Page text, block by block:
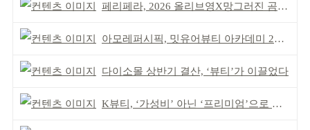
페리페라, 2026 올리브영X망그러진 곰 콜라보
아모레퍼시픽, 밋유어뷰티 아카데미 2기 발대식
다이소몰 상반기 결산, ‘뷰티’가 이끌었다
K뷰티, ‘가성비’ 아닌 ‘프리미엄’으로 승부걸어야